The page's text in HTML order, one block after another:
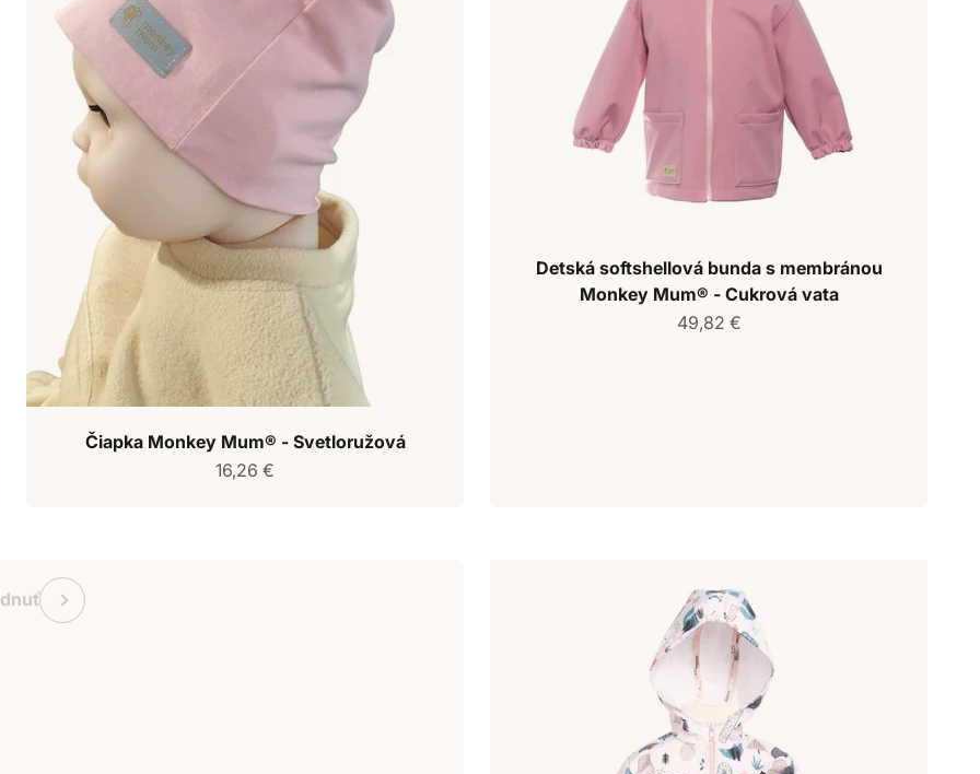
Čiapka Monkey Mum® - Svetloružová
Predajná cena
16,26 €
Predchádzajúce
Detská softshellová bunda s membránou
Monkey Mum® - Cukrová vata
Predajná cena
49,82 €